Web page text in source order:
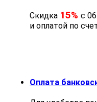
Скидка 15% с
и оплатой по
Оплата